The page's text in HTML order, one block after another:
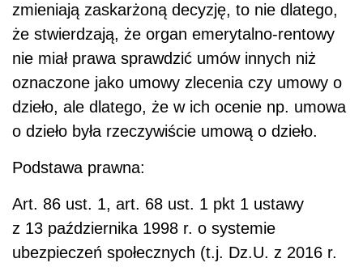
zmieniają zaskarżoną decyzję, to nie dlatego,
że stwierdzają, że organ emerytalno-rentowy
nie miał prawa sprawdzić umów innych niż
oznaczone jako umowy zlecenia czy umowy o
dzieło, ale dlatego, że w ich ocenie np. umowa
o dzieło była rzeczywiście umową o dzieło.
Podstawa prawna:
Art. 86 ust. 1, art. 68 ust. 1 pkt 1 ustawy
z 13 października 1998 r. o systemie
ubezpieczeń społecznych (t.j. Dz.U. z 2016 r.